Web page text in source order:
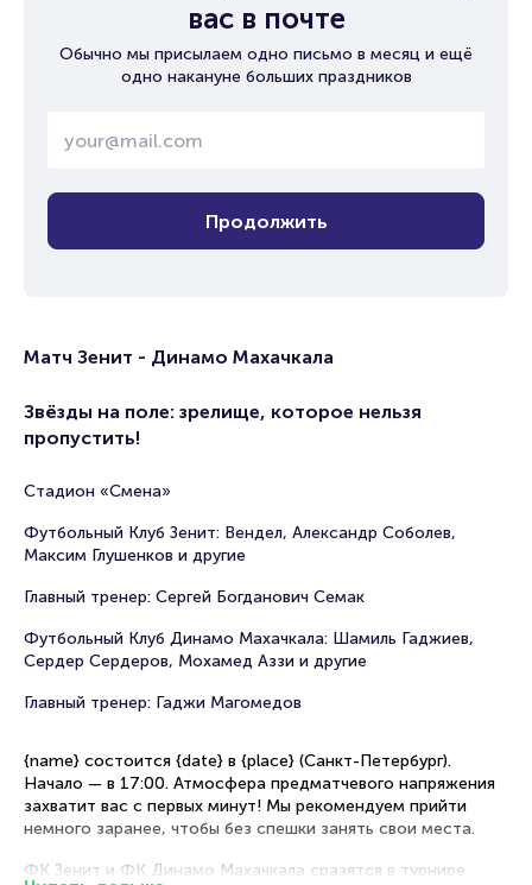
вас в почте
Обычно мы присылаем одно письмо в месяц и ещё
одно накануне больших праздников
Продолжить
Матч Зенит - Динамо Махачкала
Звёзды на поле: зрелище, которое нельзя
пропустить!
Стадион «Смена»
Футбольный Клуб Зенит: Вендел, Александр Соболев,
Максим Глушенков и другие
Главный тренер: Сергей Богданович Семак
Футбольный Клуб Динамо Махачкала: Шамиль Гаджиев,
Сердер Сердеров, Мохамед Аззи и другие
Главный тренер: Гаджи Магомедов
{name} состоится {date} в {place} (Санкт-Петербург).
Начало — в 17:00. Атмосфера предматчевого напряжения
захватит вас с первых минут! Мы рекомендуем прийти
немного заранее, чтобы без спешки занять свои места.
ФК Зенит и ФК Динамо Махачкала сразятся в турнире